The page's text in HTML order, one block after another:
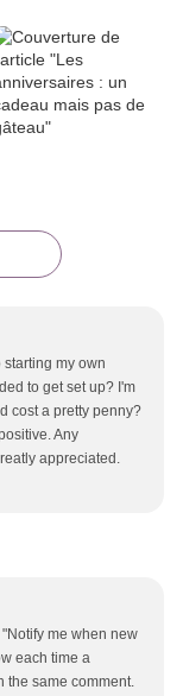
starting my own
to get set up? I'm
cost a pretty penny?
Any
appreciated.
me when new
each time a
the same comment.